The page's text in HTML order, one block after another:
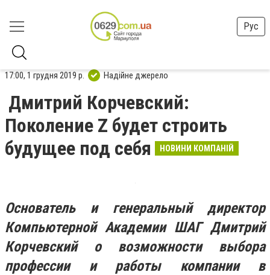
Рус
17:00, 1 грудня 2019 р. Надійне джерело
Дмитрий Корчевский:
Поколение Z будет строить
будущее под себя
НОВИНИ КОМПАНІЙ
Основатель и генеральный директор
Компьютерной Академии ШАГ Дмитрий
Корчевский о возможности выбора
профессии и работы компании в